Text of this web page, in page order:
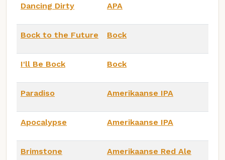
Dancing Dirty APA
Bock to the Future Bock
I'll Be Bock Bock
Paradiso Amerikaanse IPA
Apocalypse Amerikaanse IPA
Brimstone Amerikaanse Red Ale